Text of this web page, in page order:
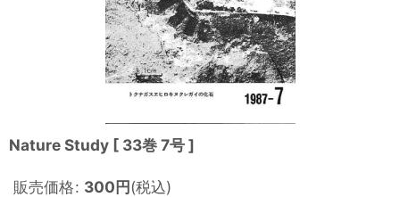
Nature Study [ 33巻 7号 ]
販売価格: 300円(税込)